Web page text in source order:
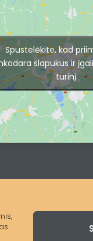
Spustelėkite, kad
slapukus ir
turinį